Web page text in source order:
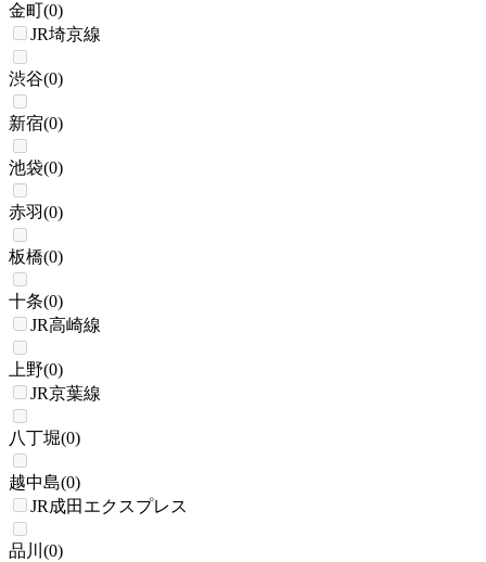
金町(0)
JR埼京線
渋谷(0)
新宿(0)
池袋(0)
赤羽(0)
板橋(0)
十条(0)
JR高崎線
上野(0)
JR京葉線
八丁堀(0)
越中島(0)
JR成田エクスプレス
品川 (0)